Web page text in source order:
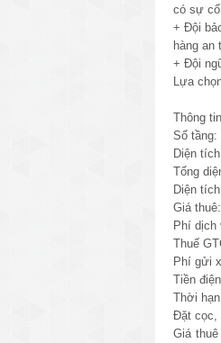
có sự cố
+ Đội
hàng an
+ Đội
Lựa
Thông
Số
Diện
Tổng
Diện
Giá
Phí
Thuế
Phí gửi
Tiền
Thời
Đặt cọc,
Giá